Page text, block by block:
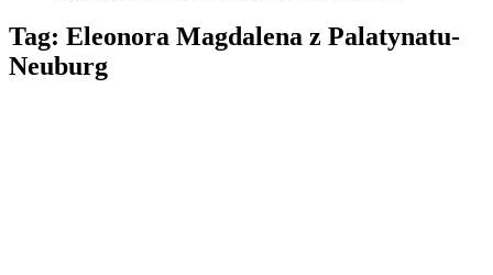
Tag: Eleonora Magdalena z Palatynatu-
Neuburg